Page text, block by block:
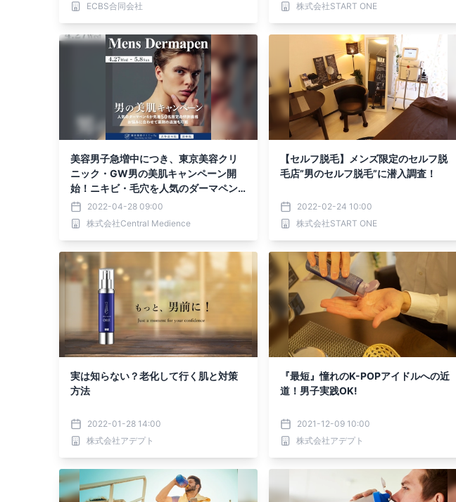
ECBS合同会社
株式会社START ONE
美容男子急増中につき、東京美容クリ
ニック・GW男の美肌キャンペーン開
始！ニキビ・毛穴を人気のダーマペン
で一撃2022-04-28 09:00
株式会社Central Medience
【セルフ脱毛】メンズ限定のセルフ脱
毛店”男のセルフ脱毛”に潜入調査！
2022-02-24 10:00
株式会社START ONE
実は知らない？老化して行く肌と対策
方法
2022-01-28 14:00
株式会社アデプト
『最短』憧れのK-POPアイドルへの近
道！男子実践OK!
2021-12-09 10:00
株式会社アデプト